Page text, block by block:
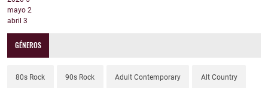
mayo 2
abril 3
GÉNEROS
80s Rock 90s Rock Adult Contemporary Alt Country